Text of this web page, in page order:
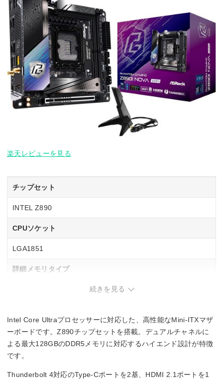
楽天レビューを見る
チップセット
INTEL Z890
CPUソケット
LGA1851
詳細メモリタイプ
2
続きを見る
Intel Core Ultraプロセッサーに対応した、高性能なMini-ITXマザ
ーボードです。Z890チップセットを搭載。デュアルチャネルに
よる最大128GBのDDR5メモリに対応するハイエンド設計が特徴
です。
Thunderbolt 4対応のType-Cポートを2基、HDMI 2.1ポートを1